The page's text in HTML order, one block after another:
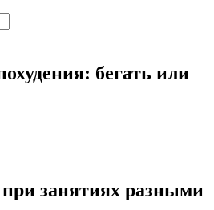
бегать или
занятиях разными